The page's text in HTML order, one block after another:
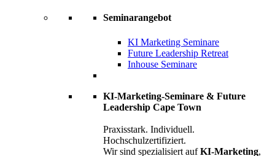
Seminarangebot
KI Marketing Seminare
Future Leadership Retreat
Inhouse Seminare
KI-Marketing-Seminare & Future
Leadership Cape Town
Praxisstark. Individuell.
Hochschulzertifiziert.
Wir sind spezialisiert aufKI-Marketing,